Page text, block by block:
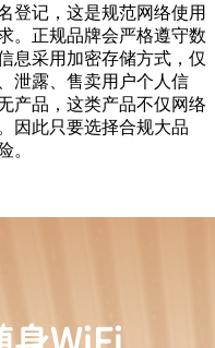
登记，这是规范网络使用
。正规品牌会严格遵守数
息采用加密存储方式，仅
泄露、售卖用户个人信
产品，这类产品不仅网络
因此只要选择合规大品
。